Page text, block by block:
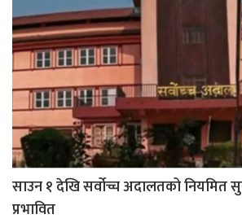
साउन १ देखि सर्वोच्च अदालतको नियमित
प्रभावित